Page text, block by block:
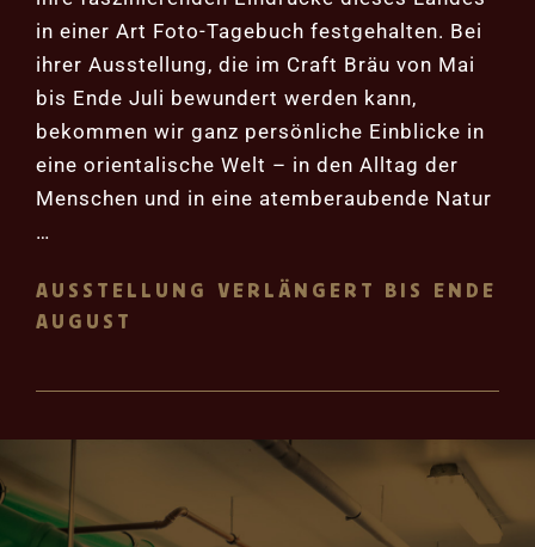
in einer Art Foto-Tagebuch festgehalten. Bei
ihrer Ausstellung, die im Craft Bräu von Mai
bis Ende Juli bewundert werden kann,
bekommen wir ganz persönliche Einblicke in
eine orientalische Welt – in den Alltag der
Menschen und in eine atemberaubende Natur
…
AUSSTELLUNG VERLÄNGERT BIS ENDE
AUGUST